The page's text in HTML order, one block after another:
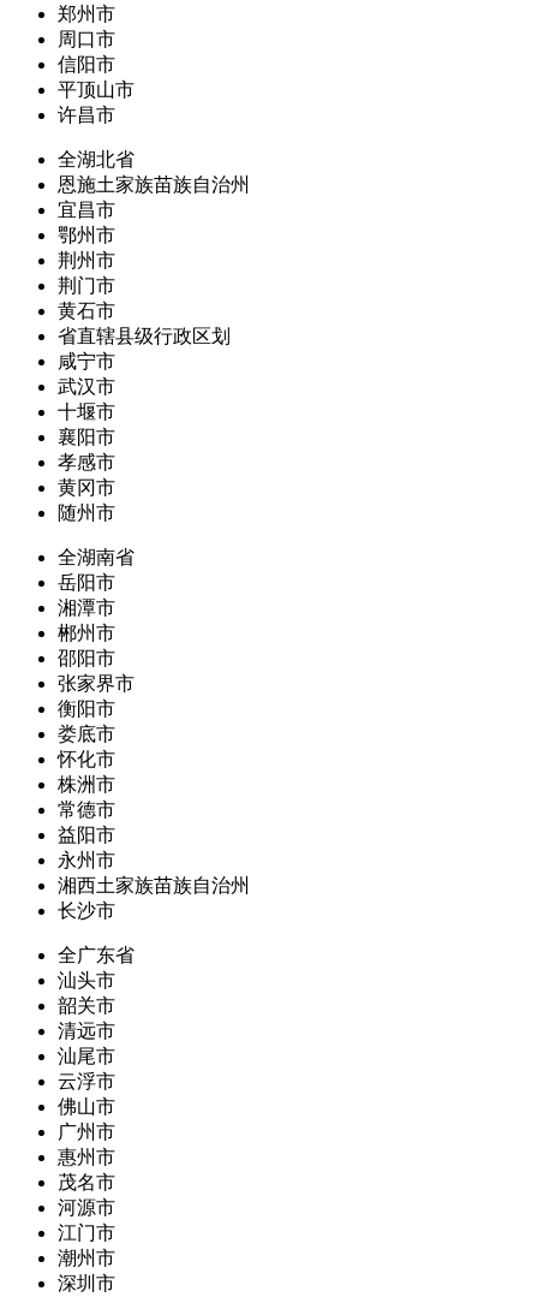
郑州市
周口市
信阳市
平顶山市
许昌市
全湖北省
恩施土家族苗族自治州
宜昌市
鄂州市
荆州市
荆门市
黄石市
省直辖县级行政区划
咸宁市
武汉市
十堰市
襄阳市
孝感市
黄冈市
随州市
全湖南省
岳阳市
湘潭市
郴州市
邵阳市
张家界市
衡阳市
娄底市
怀化市
株洲市
常德市
益阳市
永州市
湘西土家族苗族自治州
长沙市
全广东省
汕头市
韶关市
清远市
汕尾市
云浮市
佛山市
广州市
惠州市
茂名市
河源市
江门市
潮州市
深圳市